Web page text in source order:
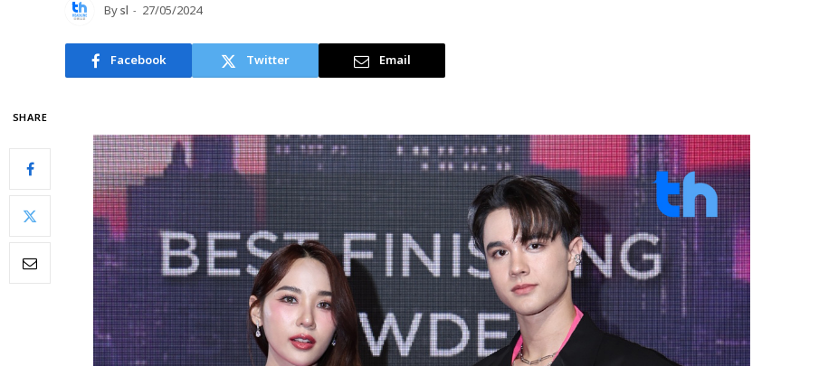
Bysl 27/05/2024
Facebook Twitter Email
SHARE